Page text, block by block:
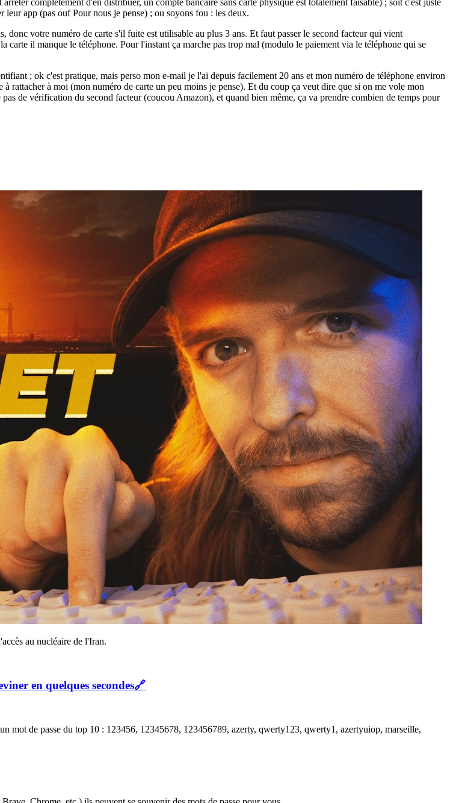
app (pas ouf Pour nous je pense) ; ou soyons fou : les deux.
donc votre numéro de carte s'il fuite est utilisable au plus 3 ans. Et faut passer le second facteur qui vient
il manque le téléphone. Pour l'instant ça marche pas trop mal (modulo le paiement via le téléphone qui se
; ok c'est pratique, mais perso mon e-mail je l'ai depuis facilement 20 ans et mon numéro de téléphone environ
rattacher à moi (mon numéro de carte un peu moins je pense). Et du coup ça veut dire que si on me vole mon
de vérification du second facteur (coucou Amazon), et quand bien même, ça va prendre combien de temps pour
au nucléaire de l'Iran.
en quelques secondes🔗
mot de passe du top 10 : 123456, 12345678, 123456789, azerty, qwerty123, qwerty1, azertyuiop, marseille,